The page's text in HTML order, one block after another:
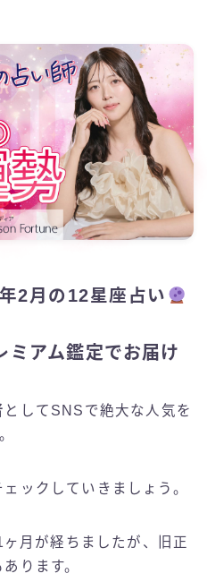
年2月の12星座占い
ミアム鑑定でお届け
としてSNSで絶大な人気を
。
ックしていきましょう。
月が経ちましたが、旧正
ります。